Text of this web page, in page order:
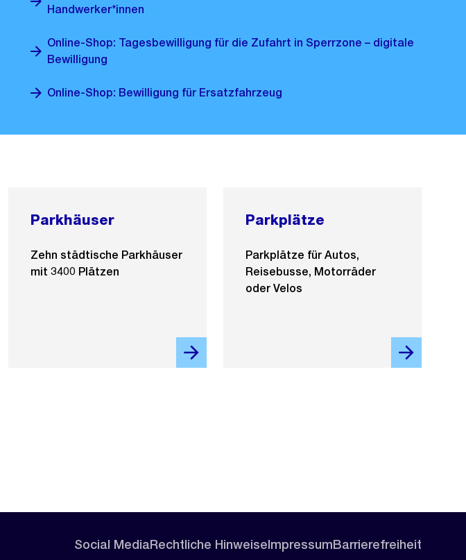
Handwerker*innen
Online-Shop: Tagesbewilligung für die Zufahrt in Sperrzone – digitale
Bewilligung
Online-Shop: Bewilligung für Ersatzfahrzeug
Parkhäuser
Zehn städtische Parkhäuser
mit 3400 Plätzen
Parkplätze
Parkplätze für Autos,
Reisebusse, Motorräder
oder Velos
Social MediaRechtliche HinweiseImpressumBarrierefreiheit